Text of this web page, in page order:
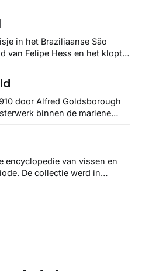
hebben ze alle scans een
deze manier vind ik ze er
in het Braziliaanse São
van Felipe Hess en het klopt
door Alfred Goldsborough
binnen de mariene
en hun
handgetekende
van Mayer zelf.
encyclopedie van vissen en
De collectie werd in
en bijna driedimensionale